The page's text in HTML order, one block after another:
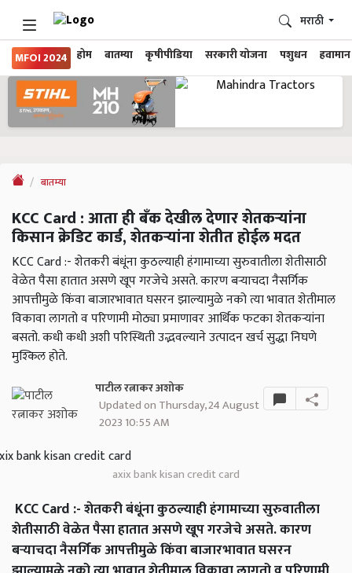
MFOI 2024 होम बातम्या कृषीपीडिया सरकारी योजना पशुधन हवामान
मराठी
बातम्या
KCC Card : आता ही बँक देखील देणार शेतकऱ्यांना
किसान क्रेडिट कार्ड, शेतकऱ्यांना शेतीत होईल मदत
KCC Card :- शेतकरी बंधूंना कुठल्याही हंगामाच्या सुरुवातीला शेतीसाठी
वेळेत पैसा हातात असणे खूप गरजेचे असते. कारण बऱ्याचदा नैसर्गिक
आपत्तीमुळे किंवा बाजारभावात घसरन झाल्यामुळे नको त्या भावात शेतीमाल
विकावा लागतो व परिणामी मोठ्या प्रमाणावर आर्थिक फटका शेतकऱ्यांना
बसतो. कधी कधी अशी परिस्थिती उद्भवल्याने उत्पादन खर्च सुद्धा निघणे
मुश्किल होते.
पाटील रत्नाकर अशोक
Updated on Thursday, 24 August
2023 10:55 AM
axix bank kisan credit card
KCC Card :- शेतकरी बंधूंना कुठल्याही हंगामाच्या सुरुवातीला
शेतीसाठी वेळेत पैसा हातात असणे खूप गरजेचे असते. कारण
बऱ्याचदा नैसर्गिक आपत्तीमुळे किंवा बाजारभावात घसरन